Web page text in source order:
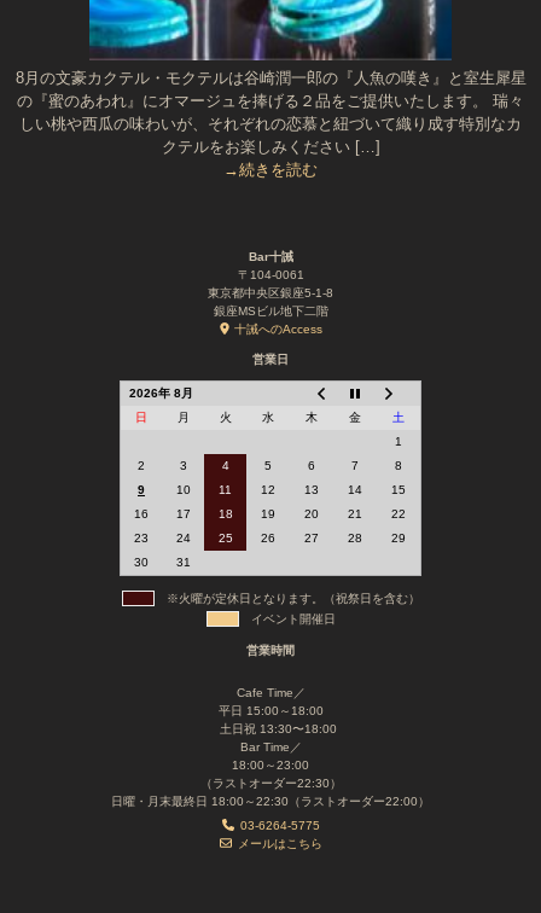
8月の文豪カクテル・モクテルは谷崎潤一郎の『人魚の嘆き』と室生犀星
の『蜜のあわれ』にオマージュを捧げる２品をご提供いたします。 瑞々
しい桃や西瓜の味わいが、それぞれの恋慕と紐づいて織り成す特別なカ
クテルをお楽しみください […]
→続きを読む
Bar十誡
〒104-0061
東京都中央区銀座5-1-8
銀座MSビル地下二階
十誡へのAccess
営業日
2026年 8月
日
月 火 水 木 金
土
1
2
3 4 5 6 7
8
9
10 11 12 13 14
15
16
17 18 19 20 21
22
23
24 25 26 27 28
29
30
31
※火曜が定休日となります。（祝祭日を含む）
イベント開催日
営業時間
Cafe Time／
平日 15:00～18:00
土日祝 13:30〜18:00
Bar Time／
18:00～23:00
（ラストオーダー22:30）
日曜・月末最終日 18:00～22:30（ラストオーダー22:00）
03-6264-5775
メールはこちら